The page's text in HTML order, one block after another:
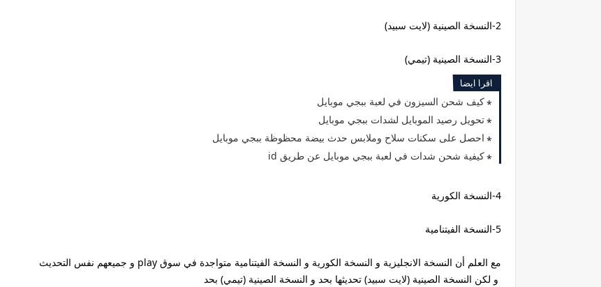
2-النسخة الصينية (لايت سبيد)
3-النسخة الصينية (تيمي)
اقرا ايضا
كيف شحن السيزون في لعبة ببجي موبايل
تحويل رصيد الموبايل لشدات ببجي موبايل
احصل على سكنات سلاح وملابس حدث بيضة محظوظة ببجي موبايل
كيفية شحن شدات في لعبة ببجي موبايل عن طريق id
4-النسخة الكورية
5-النسخة الفيتنامية
مع العلم أن النسخة الانجليزية و النسخة الكورية و النسخة الفيتنامية متواجدة في سوق play و جميعهم نفس التحديث
و لكن النسخة الصينية (لايت سبيد) تحديثها بحد و النسخة الصينية (تيمي) بحد